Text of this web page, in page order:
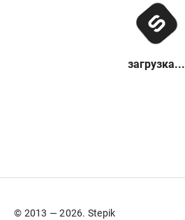
загрузка...
© 2013 — 2026. Stepik